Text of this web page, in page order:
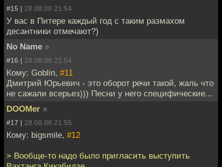
#15 | 28.08.08 21:54
У вас в Питере каждый год с таким размахом
десантники отмечают?)
No Name »
#16 | 28.08.08 21:54
Кому: Goblin, #11
Дмитрий Юрьевич - это оборот речи такой, жаль что
не сажали всерьез))) Песни у него специфические...
DOOMer »
#17 | 28.08.08 21:55
Кому: bigsmile, #12
> Вообще-то надо было пригласить выступить